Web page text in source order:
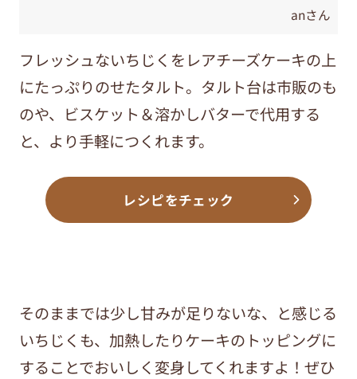
anさん
フレッシュないちじくをレアチーズケーキの上
にたっぷりのせたタルト。タルト台は市販のも
のや、ビスケット＆溶かしバターで代用する
と、より手軽につくれます。
レシピをチェック
そのままでは少し甘みが足りないな、と感じる
いちじくも、加熱したりケーキのトッピングに
することでおいしく変身してくれますよ！ぜひ